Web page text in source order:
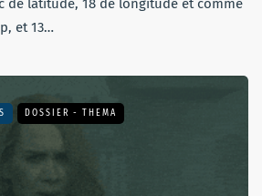
de latitude, 18 de longitude et comme
et 13…
DOSSIER - THEMA